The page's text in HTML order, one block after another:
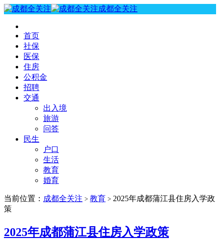
成都全关注
首页
社保
医保
住房
公积金
招聘
交通
出入境
旅游
问答
民生
户口
生活
教育
婚育
当前位置： 成都全关注 > 教育 > 2025年成都蒲江县住房入学政
策
2025年成都蒲江县住房入学政策